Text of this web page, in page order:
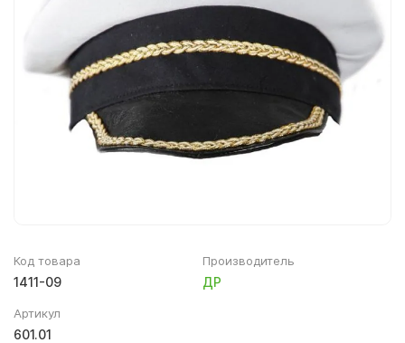
Мягкий инвентарь, текстиль
Декор для фотозон
Верхняя детская одежда
Детское постельное белье
Аксессуары к одежде
Код товара
1411-09
Производитель
ДР
Артикул
601.01